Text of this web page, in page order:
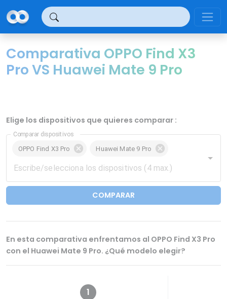
Comparativa OPPO Find X3
Pro VS Huawei Mate 9 Pro
Elige los dispositivos que quieres comparar :
Comparar dispositivos
OPPO Find X3 Pro Huawei Mate 9 Pro
COMPARAR
En esta comparativa enfrentamos al OPPO Find X3 Pro
con el Huawei Mate 9 Pro. ¿Qué modelo elegir?
1
Panel de gestión de cookies